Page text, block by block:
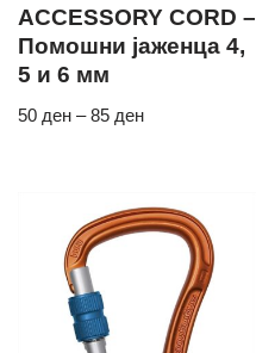
ACCESSORY CORD –
Помошни јаженца 4,
5 и 6 мм
50 ден – 85 ден